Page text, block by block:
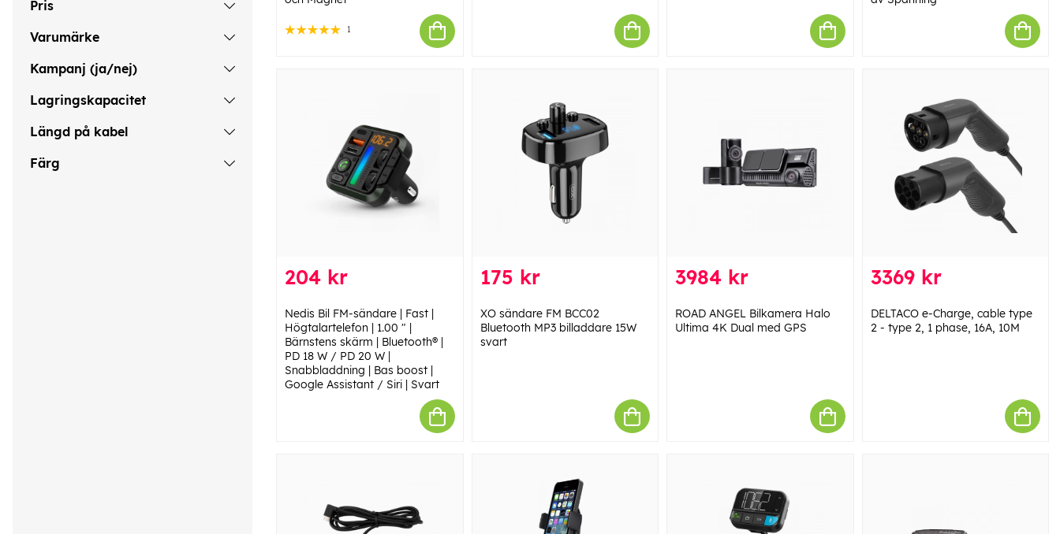
Pris
Varumärke
Kampanj (ja/nej)
Lagringskapacitet
Längd på kabel
Färg
1
204 kr
Nedis Bil FM-sändare | Fast |
Högtalartelefon | 1.00 " |
Bärnstens skärm | Bluetooth® |
PD 18 W / PD 20 W |
Snabbladdning | Bas boost |
Google Assistant / Siri | Svart
175 kr
XO sändare FM BCC02
Bluetooth MP3 billaddare 15W
svart
3984 kr
ROAD ANGEL Bilkamera Halo
Ultima 4K Dual med GPS
3369 kr
DELTACO e-Charge, cable type
2 - type 2, 1 phase, 16A, 10M